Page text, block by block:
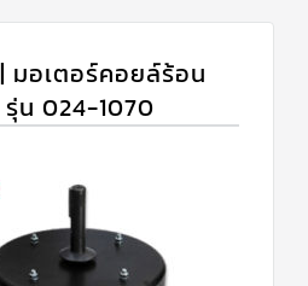
มอเตอร์คอยล์ร้อน
รุ่น 024-1070